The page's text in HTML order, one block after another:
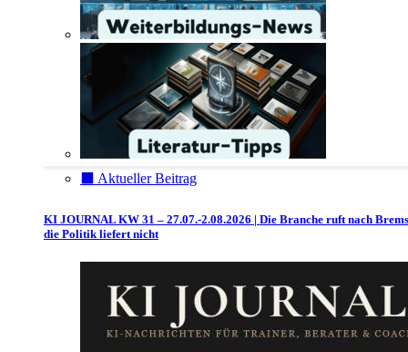
⬛️ Aktueller Beitrag
KI JOURNAL KW 31 – 27.07.-2.08.2026 | Die Branche ruft nach
die Politik liefert nicht